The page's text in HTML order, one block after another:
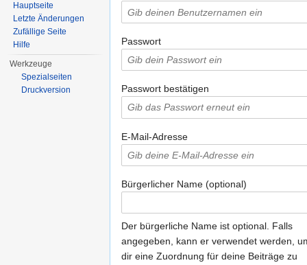
Passwort
Passwort bestätigen
E-Mail-Adresse
Bürgerlicher Name (optional)
Der bürgerliche Name ist optional. Falls
angegeben, kann er verwendet werden,
dir eine Zuordnung für deine Beiträge zu
Hauptseite
Letzte Änderungen
Zufällige Seite
Hilfe
Werkzeuge
Spezialseiten
Druckversion